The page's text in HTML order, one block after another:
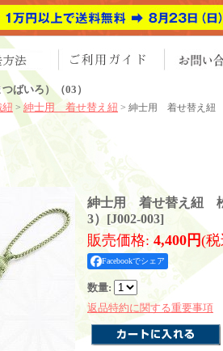
ばいろ）（03）
紐 > 紳士用 着せ替え紐 > 紳士用 着せ替え紐
紳士用 着せ替え紐
3） [J002-003]
販売価格: 4,400円(
Facebookでシェア
数量:
返品特約に関する重要事項